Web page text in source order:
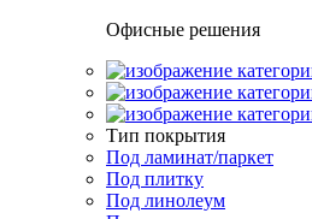
Офисные решения
Тип покрытия
Под ламинат/паркет
Под плитку
Под линолеум